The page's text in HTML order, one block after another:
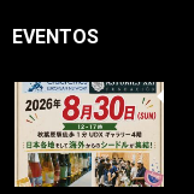
EVENTOS